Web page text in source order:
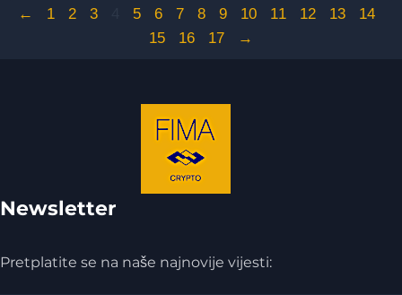
← 1 2 3 5 6 7 8 9 10 11 12 13
14
15
16 17 →
Newsletter
Pretplatite se na naše najnovije vijesti: